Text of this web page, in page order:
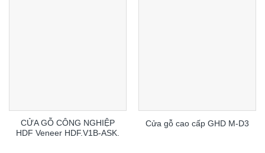
CỬA GỖ CÔNG NGHIỆP
HDF Veneer HDF.V1B-ASK.
Cửa gỗ cao cấp GHD M-D3